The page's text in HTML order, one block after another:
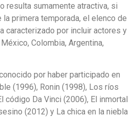
resulta sumamente atractiva, si
primera temporada, el elenco de
caracterizado por incluir actores y
Colombia, Argentina,
por haber participado en
(1996), Ronin (1998), Los ríos
código Da Vinci (2006), El inmortal
(2012) y La chica en la niebla